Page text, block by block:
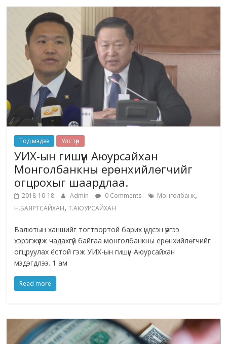
Тод мэдээ Улс төр
УИХ-ын гишүүн Аюурсайхан
Монголбанкны ерөнхийлөгчийг
огцрохыг шаардлаа.
2018-10-18 Admin 0 Comments Монголбанк,
Н.БАЯРТСАЙХАН,Т.АЮУРСАЙХАН
Валютын ханшийг тогтвортой барих үндсэн үүргээ
хэрэгжүүлж чадахгүй байгаа монголбанкны ерөнхийлөгчийг
огцруулах ёстой гэж УИХ-ын гишүүн Аюурсайхан
мэдэгдлээ. 1 ам
Read more